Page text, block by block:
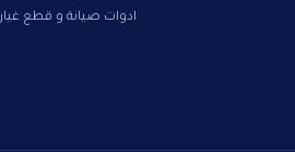
ادوات صيانة و قطع غيار